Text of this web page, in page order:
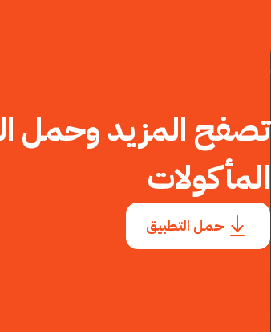
تصفح المزيد وحمل
المأكولات
حمل التطبيق